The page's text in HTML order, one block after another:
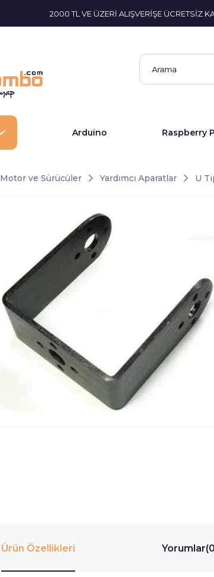
2000 TL VE ÜZERİ ALIŞVERİŞE ÜCRETSİZ
Arduino Raspberry
Motor ve Sürücüler Yardımcı Aparatlar U
Ürün Özellikleri Yorumlar